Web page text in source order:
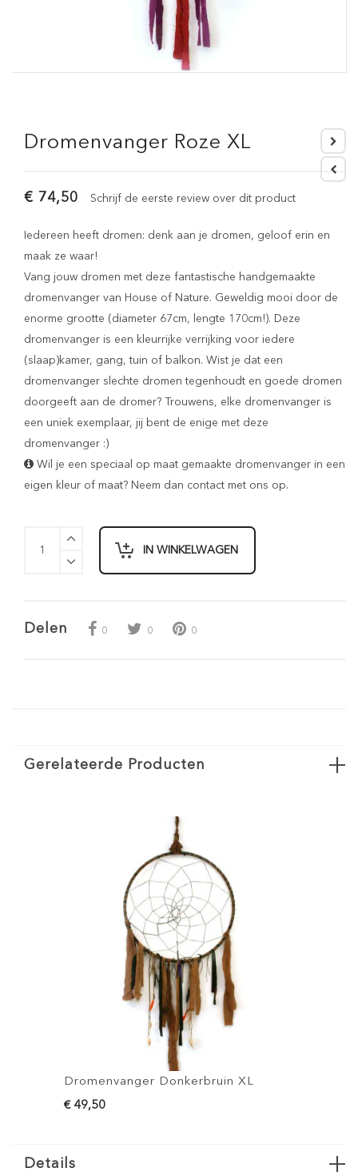
Dromenvanger Roze XL
€ 74,50 Schrijf de eerste review over dit product
Iedereen heeft dromen: denk aan je dromen, geloof erin en
maak ze waar!
Vang jouw dromen met deze fantastische handgemaakte
dromenvanger van House of Nature. Geweldig mooi door de
enorme grootte (diameter 67cm, lengte 170cm!). Deze
dromenvanger is een kleurrijke verrijking voor iedere
(slaap)kamer, gang, tuin of balkon. Wist je dat een
dromenvanger slechte dromen tegenhoudt en goede dromen
doorgeeft aan de dromer? Trouwens, elke dromenvanger is
een uniek exemplaar, jij bent de enige met deze
dromenvanger :)
Wil je een speciaal op maat gemaakte dromenvanger in een
eigen kleur of maat? Neem dan contact met ons op.
IN WINKELWAGEN
Delen 0 0 0
Gerelateerde Producten
Dromenvanger Donkerbruin XL
€ 49,50
Details